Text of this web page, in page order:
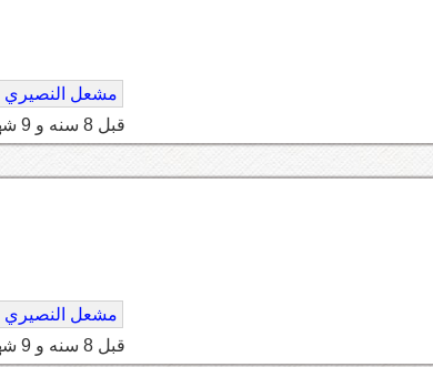
مشعل النصيري
قبل 8 سنه و 9 شهر
مشعل النصيري
قبل 8 سنه و 9 شهر